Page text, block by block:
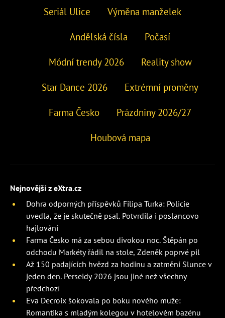
Seriál Ulice Výměna manželek
Andělská čísla Počasí
Módní trendy 2026 Reality show
Star Dance 2026 Extrémní proměny
Farma Česko Prázdniny 2026/27
Houbová mapa
Nejnovější z eXtra.cz
Dohra odporných příspěvků Filipa Turka: Policie
uvedla, že je skutečně psal. Potvrdila i poslancovo
hajlování
Farma Česko má za sebou divokou noc. Štěpán po
odchodu Markéty řádil na stole, Zdeněk poprvé pil
Až 150 padajících hvězd za hodinu a zatmění Slunce v
jeden den. Perseidy 2026 jsou jiné než všechny
předchozí
Eva Decroix šokovala po boku nového muže:
Romantika s mladým kolegou v hotelovém bazénu